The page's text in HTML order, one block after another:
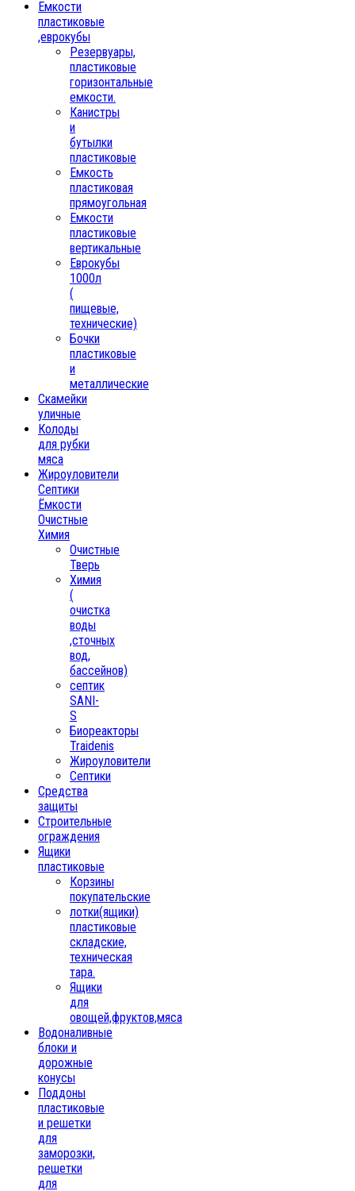
Емкости
пластиковые
,еврокубы
Резервуары,
пластиковые
горизонтальные
емкости.
Канистры
и
бутылки
пластиковые
Емкость
пластиковая
прямоугольная
Емкости
пластиковые
вертикальные
Еврокубы
1000л
(
пищевые,
технические)
Бочки
пластиковые
и
металлические
Скамейки
уличные
Колоды
для рубки
мяса
Жироуловители
Септики
Ёмкости
Очистные
Химия
Очистные
Тверь
Химия
(
очистка
воды
,сточных
вод,
бассейнов)
септик
SANI-
S
Биореакторы
Traidenis
Жироуловители
Септики
Средства
защиты
Строительные
ограждения
Ящики
пластиковые
Корзины
покупательские
лотки(ящики)
пластиковые
складские,
техническая
тара.
Ящики
для
овощей,фруктов,мяса
Водоналивные
блоки и
дорожные
конусы
Поддоны
пластиковые
и решетки
для
заморозки,
решетки
для